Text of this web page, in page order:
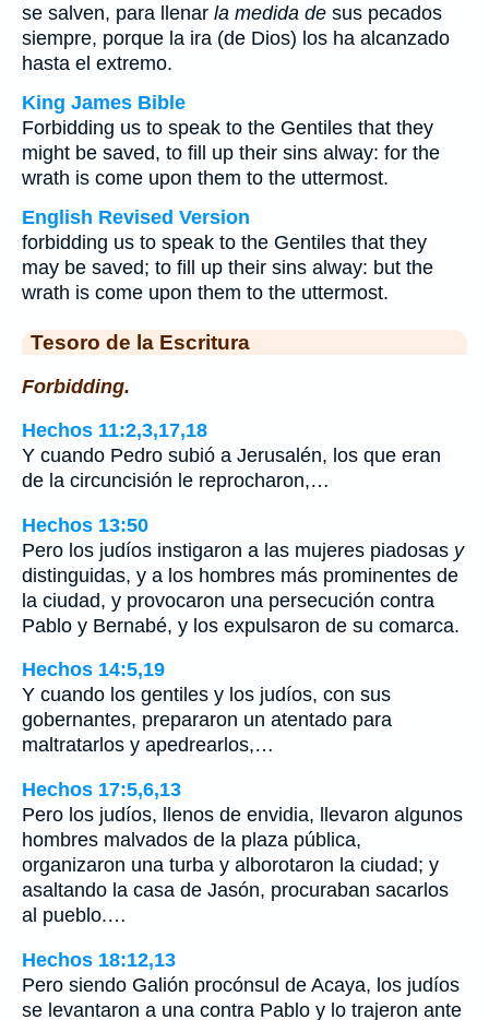
se salven, para llenar la medida de sus pecados
siempre, porque la ira (de Dios) los ha alcanzado
hasta el extremo.
King James Bible
Forbidding us to speak to the Gentiles that they
might be saved, to fill up their sins alway: for the
wrath is come upon them to the uttermost.
English Revised Version
forbidding us to speak to the Gentiles that they
may be saved; to fill up their sins alway: but the
wrath is come upon them to the uttermost.
Tesoro de la Escritura
Forbidding.
Hechos 11:2,3,17,18
Y cuando Pedro subió a Jerusalén, los que eran
de la circuncisión le reprocharon,…
Hechos 13:50
Pero los judíos instigaron a las mujeres piadosas y
distinguidas, y a los hombres más prominentes de
la ciudad, y provocaron una persecución contra
Pablo y Bernabé, y los expulsaron de su comarca.
Hechos 14:5,19
Y cuando los gentiles y los judíos, con sus
gobernantes, prepararon un atentado para
maltratarlos y apedrearlos,…
Hechos 17:5,6,13
Pero los judíos, llenos de envidia, llevaron algunos
hombres malvados de la plaza pública,
organizaron una turba y alborotaron la ciudad; y
asaltando la casa de Jasón, procuraban sacarlos
al pueblo.…
Hechos 18:12,13
Pero siendo Galión procónsul de Acaya, los judíos
se levantaron a una contra Pablo y lo trajeron ante